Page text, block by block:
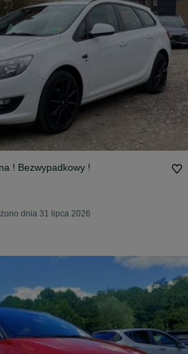
! Bezwypadkowy !
dnia 31 lipca 2026